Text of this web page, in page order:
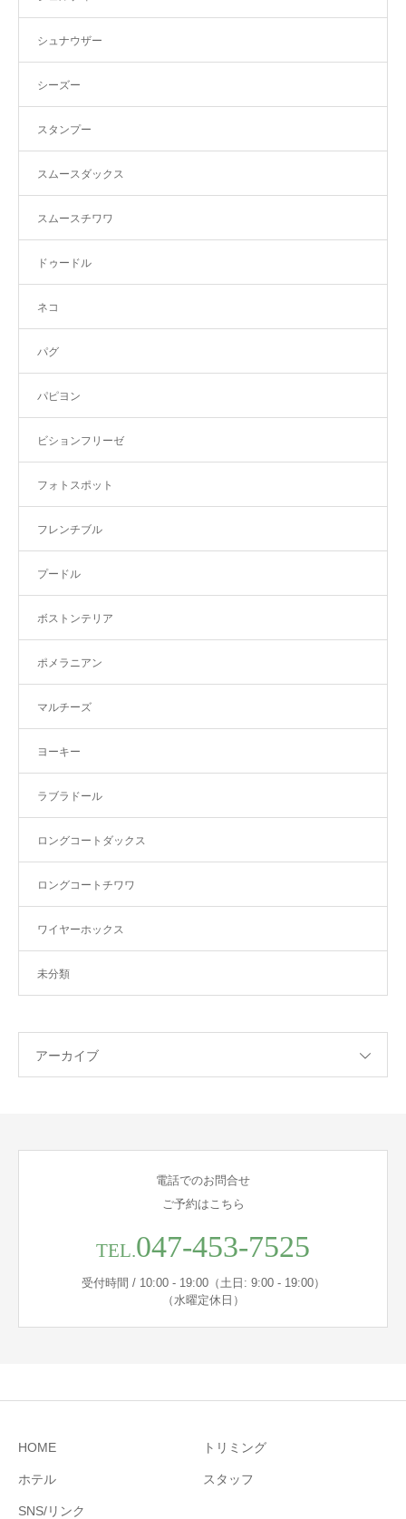
シュナウザー
シーズー
スタンプー
スムースダックス
スムースチワワ
ドゥードル
ネコ
パグ
パピヨン
ビションフリーゼ
フォトスポット
フレンチブル
プードル
ボストンテリア
ポメラニアン
マルチーズ
ヨーキー
ラブラドール
ロングコートダックス
ロングコートチワワ
ワイヤーホックス
未分類
アーカイブ
電話でのお問合せ
ご予約はこちら
TEL.047-453-7525
受付時間 / 10:00 - 19:00（土日: 9:00 - 19:00）
（水曜定休日）
HOME トリミング
ホテル スタッフ
SNS/リンク